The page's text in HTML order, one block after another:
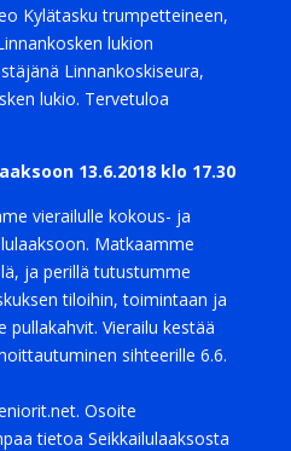
Kylätasku trumpetteineen,
lukion
Linnankoskiseura,
lukio. Tervetuloa
13.6.2018 klo 17.30
vierailulle kokous- ja
Matkaamme
ja perillä tutustumme
tiloihin, toimintaan ja
Vierailu kestää
sihteerille 6.6.
Osoite
tietoa Seikkailulaaksosta